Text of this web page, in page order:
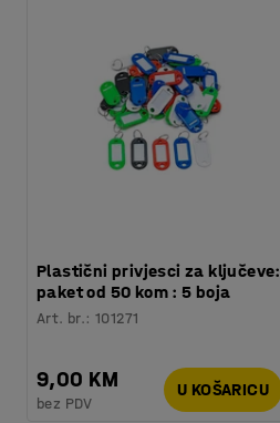
Plastični privjesci za ključeve:
paket od 50 kom : 5 boja
Art. br.:101271
9,00 KM
bez PDV
U KOŠARICU